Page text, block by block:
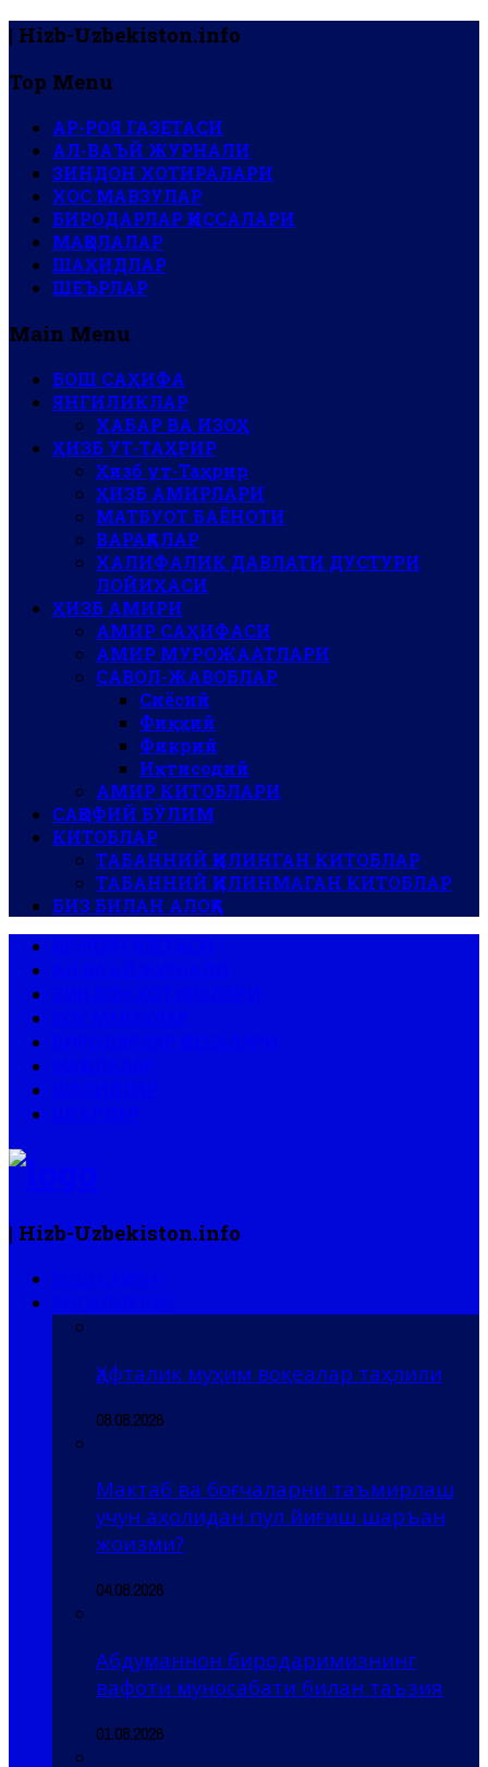
| Hizb-Uzbekiston.info
Top Menu
АР-РОЯ ГАЗЕТАСИ
АЛ-ВАЪЙ ЖУРНАЛИ
ЗИНДОН ХОТИРАЛАРИ
ХОС МАВЗУЛАР
БИРОДАРЛАР ҚИССАЛАРИ
МАҚОЛАЛАР
ШАҲИДЛАР
ШЕЪРЛАР
Main Menu
БОШ САҲИФА
ЯНГИЛИКЛАР
ХАБАР ВА ИЗОҲ
ҲИЗБ УТ-ТАҲРИР
Ҳизб ут-Таҳрир
ҲИЗБ АМИРЛАРИ
МАТБУОТ БАЁНОТИ
ВАРАҚАЛАР
ХАЛИФАЛИК ДАВЛАТИ ДУСТУРИ
ЛОЙИҲАСИ
ҲИЗБ АМИРИ
АМИР САҲИФАСИ
АМИР МУРОЖААТЛАРИ
САВОЛ-ЖАВОБЛАР
Сиёсий
Фиқҳий
Фикрий
Иқтисодий
АМИР КИТОБЛАРИ
САҚОФИЙ БЎЛИМ
КИТОБЛАР
ТАБАННИЙ ҚИЛИНГАН КИТОБЛАР
ТАБАННИЙ ҚИЛИНМАГАН КИТОБЛАР
БИЗ БИЛАН АЛОҚА
| Hizb-Uzbekiston.info
Ҳафталик муҳим воқеалар таҳлили
08.08.2026
Мактаб ва боғчаларни таъмирлаш
учун аҳолидан пул йиғиш шаръан
жоизми?
04.08.2026
Абдуманнон биродаримизнинг
вафоти муносабати билан таъзия
01.08.2026